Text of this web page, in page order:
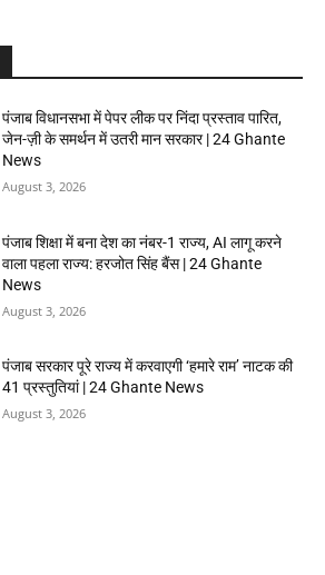
पंजाब विधानसभा में पेपर लीक पर निंदा प्रस्ताव पारित,
जेन-ज़ी के समर्थन में उतरी मान सरकार | 24 Ghante
News
August 3, 2026
पंजाब शिक्षा में बना देश का नंबर-1 राज्य, AI लागू करने
वाला पहला राज्य: हरजोत सिंह बैंस | 24 Ghante
News
August 3, 2026
पंजाब सरकार पूरे राज्य में करवाएगी ‘हमारे राम’ नाटक की
41 प्रस्तुतियां | 24 Ghante News
August 3, 2026